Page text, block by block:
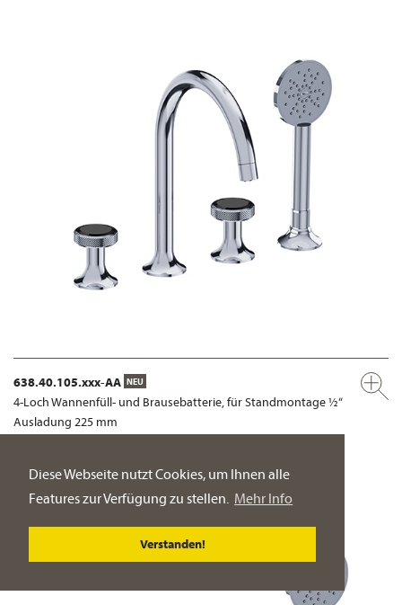
Diese Webseite nutzt Cookies, um Ihnen alle
Features zur Verfügung zu stellen. Mehr Info
Verstanden!
638.40.105.xxx-AA NEU
4-Loch Wannenfüll- und Brausebatterie, für Standmontage ½“
Ausladung 225 mm